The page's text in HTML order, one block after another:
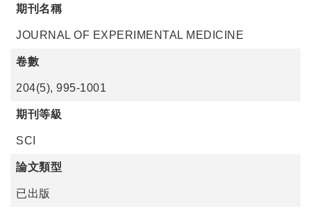
期刊名稱
JOURNAL OF EXPERIMENTAL MEDICINE
卷數
204(5), 995-1001
期刊等級
SCI
論文類型
已出版